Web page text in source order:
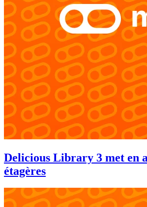
Delicious Library 3 met en
étagères